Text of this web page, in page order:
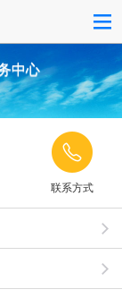
中心
联系方式